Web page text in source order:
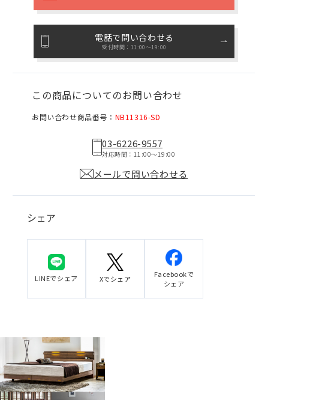
電話で問い合わせる
受付時間：11:00〜19:00
この商品についてのお問い合わせ
お問い合わせ商品番号： NB11316-SD
03-6226-9557
対応時間：11:00〜19:00
メールで問い合わせる
シェア
LINEでシェア Xでシェア
Facebookで
シェア